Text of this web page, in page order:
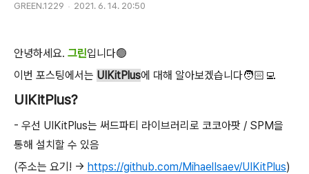
GREEN.1229 2021. 6. 14. 20:50
안녕하세요. 그린입니다🟢
이번 포스팅에서는 UIKitPlus에 대해 알아보겠습니다🧑🏻‍💻
UIKitPlus?
- 우선 UIKitPlus는 써드파티 라이브러리로 코코아팟 / SPM을
통해 설치할 수 있음
(주소는 요기! -> https://github.com/MihaelIsaev/UIKitPlus)